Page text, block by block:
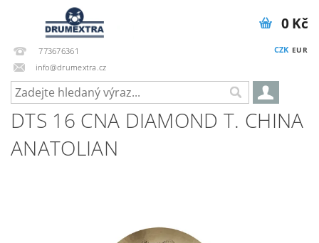
773676361
info@drumextra.cz
CZK EUR
0 Kč
DTS 16 CNA DIAMOND T. CHINA
ANATOLIAN